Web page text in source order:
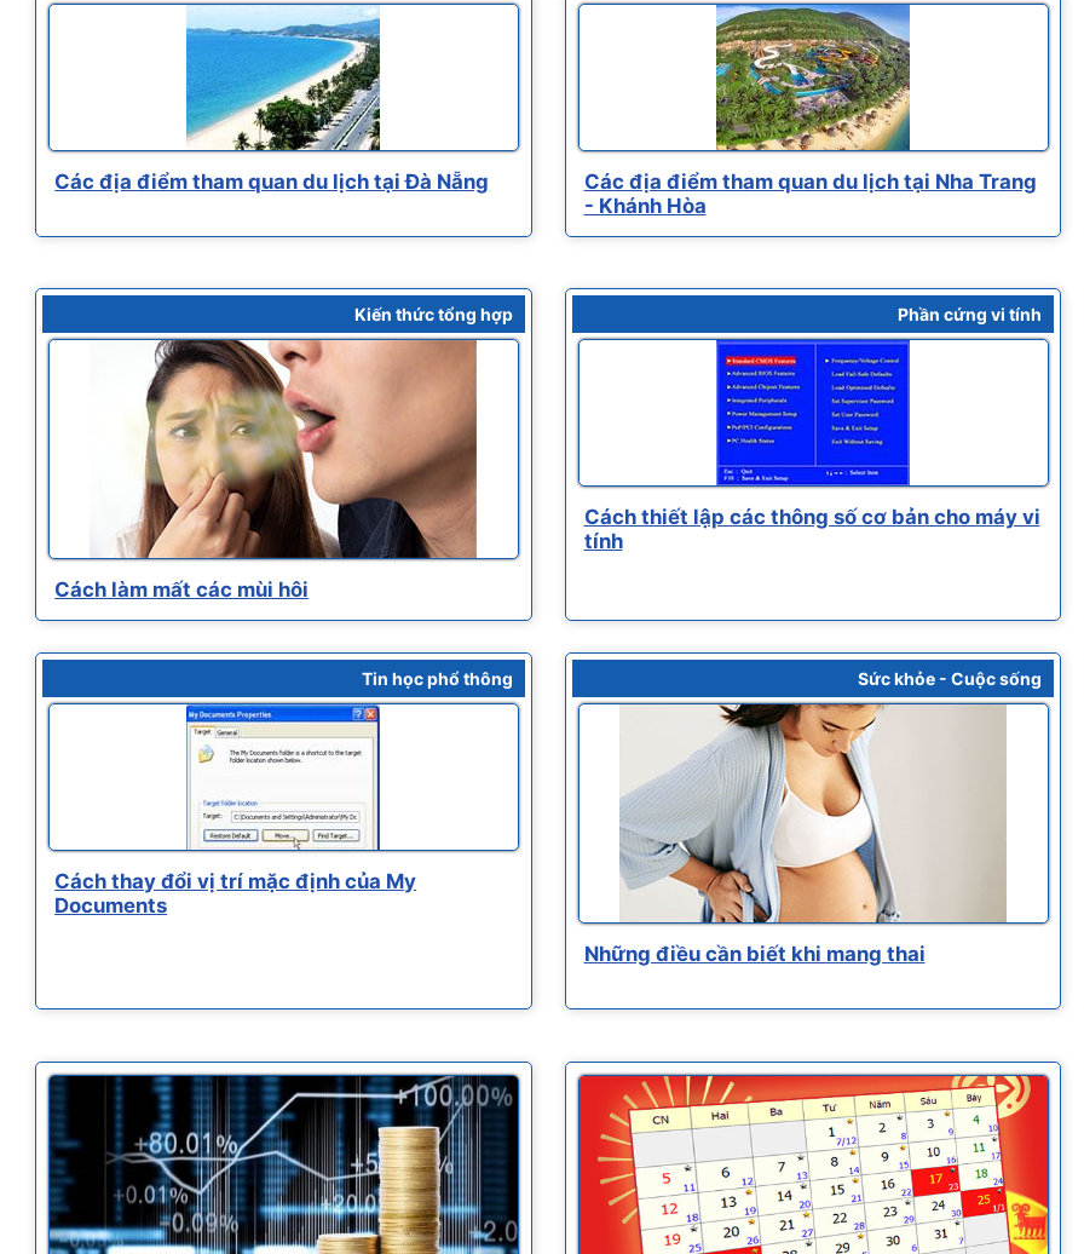
Các địa điểm tham quan du lịch tại Đà Nẵng
Các địa điểm tham quan du lịch tại Nha Trang
- Khánh Hòa
Kiến thức tổng hợp
Cách làm mất các mùi hôi
Phần cứng vi tính
Cách thiết lập các thông số cơ bản cho máy vi
tính
Tin học phổ thông
Cách thay đổi vị trí mặc định của My
Documents
Sức khỏe - Cuộc sống
Những điều cần biết khi mang thai